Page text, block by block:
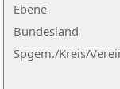
Ebene
Bundesland
Spgem./Kreis/